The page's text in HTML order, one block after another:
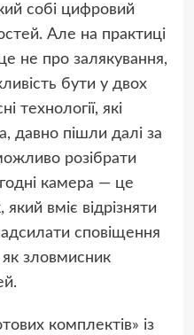
собі цифровий
Але на практиці
не про залякування,
бути у двох
технології, які
, давно пішли далі за
розібрати
камера — це
вміє відрізняти
сповіщення
зловмисник
комплектів» із